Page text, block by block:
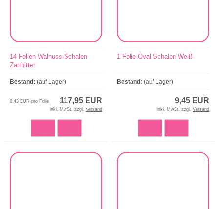
14 Folien Walnuss-Schalen
Zartbitter
Bestand: (auf Lager)
117,95 EUR
8,43 EUR pro Folie
inkl. MwSt. zzgl. Versand
1 Folie Oval-Schalen Weiß
Bestand: (auf Lager)
9,45 EUR
inkl. MwSt. zzgl. Versand